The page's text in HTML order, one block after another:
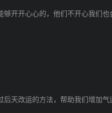
开开心心的，他们不开心我们
天改运的方法，帮助我们增加